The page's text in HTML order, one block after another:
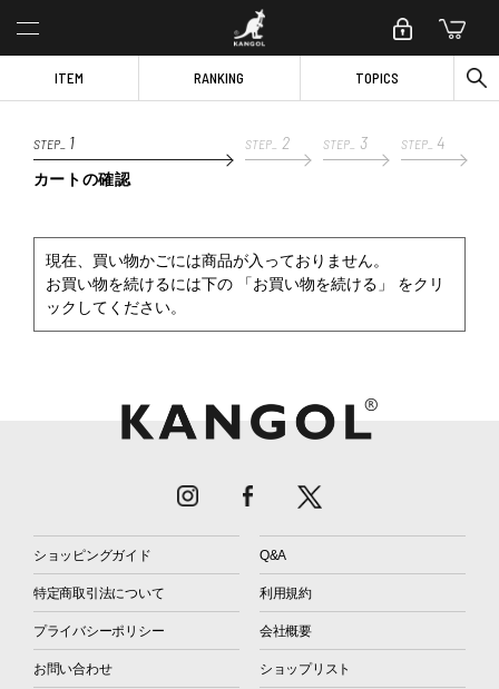
ITEM RANKING TOPICS
STEP_ 1
カートの確認
STEP_ 2 STEP_ 3 STEP_ 4
現在、買い物かごには商品が入っておりません。
お買い物を続けるには下の 「お買い物を続ける」 をクリ
ックしてください。
ショッピングガイド Q&A
特定商取引法について 利用規約
プライバシーポリシー 会社概要
お問い合わせ ショップリスト